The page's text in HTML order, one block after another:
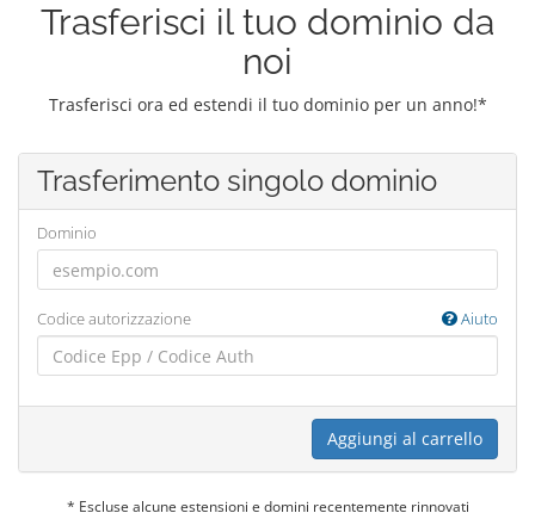
Trasferisci il tuo dominio da
noi
Trasferisci ora ed estendi il tuo dominio per un anno!*
Trasferimento singolo dominio
Dominio
Codice autorizzazione Aiuto
Aggiungi al carrello
* Escluse alcune estensioni e domini recentemente rinnovati